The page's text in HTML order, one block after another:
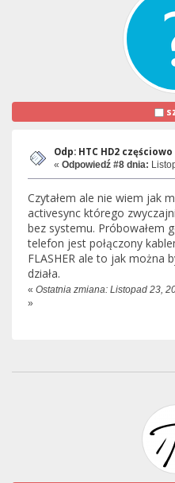
Odp: HTC HD2
« Odpowiedź #8 dnia:
Czytałem ale nie wiem jak
activesync którego
bez systemu. Próbowałem
telefon jest połączony
FLASHER ale to jak można
działa.
« Ostatnia zmiana: Listopad 23,
»